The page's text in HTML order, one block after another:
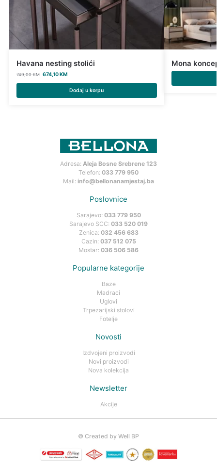
Havana nesting stolići
749,00KM 674,10KM
Dodaj u korpu
Mona
Adresa: Aleja Bosne Srebrene 123
Telefon: 033 779 950
Mail: info@bellonanamjestaj.ba
Poslovnice
Sarajevo: 033 779 950
Sarajevo SCC: 033 520 019
Zenica: 032 456 683
Cazin: 037 512 075
Mostar: 036 506 586
Popularne kategorije
Baze
Madraci
Uglovi
Trpezarijski stolovi
Fotelje
Novosti
Izdvojeni proizvodi
Novi proizvodi
Nova kolekcija
Newsletter
Akcije
© Created by Well BP